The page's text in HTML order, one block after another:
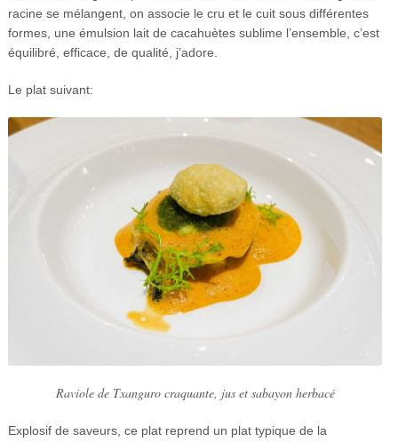
racine se mélangent, on associe le cru et le cuit sous différentes
formes, une émulsion lait de cacahuètes sublime l’ensemble, c’est
équilibré, efficace, de qualité, j’adore.
Le plat suivant:
Raviole de Txanguro craquante, jus et sabayon herbacé
Explosif de saveurs, ce plat reprend un plat typique de la